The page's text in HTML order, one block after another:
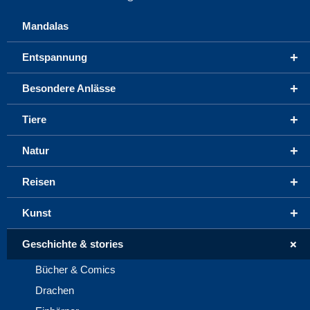
Mandalas
+
Entspannung
+
Besondere Anlässe
+
Tiere
+
Natur
+
Reisen
+
Kunst
+
Geschichte & stories
Bücher & Comics
Drachen